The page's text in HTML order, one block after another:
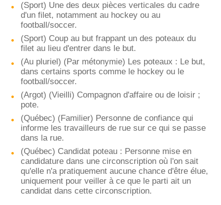
(Sport) Une des deux pièces verticales du cadre
d'un filet, notamment au hockey ou au
football/soccer.
(Sport) Coup au but frappant un des poteaux du
filet au lieu d'entrer dans le but.
(Au pluriel) (Par métonymie) Les poteaux : Le but,
dans certains sports comme le hockey ou le
football/soccer.
(Argot) (Vieilli) Compagnon d'affaire ou de loisir ;
pote.
(Québec) (Familier) Personne de confiance qui
informe les travailleurs de rue sur ce qui se passe
dans la rue.
(Québec) Candidat poteau : Personne mise en
candidature dans une circonscription où l'on sait
qu'elle n'a pratiquement aucune chance d'être élue,
uniquement pour veiller à ce que le parti ait un
candidat dans cette circonscription.